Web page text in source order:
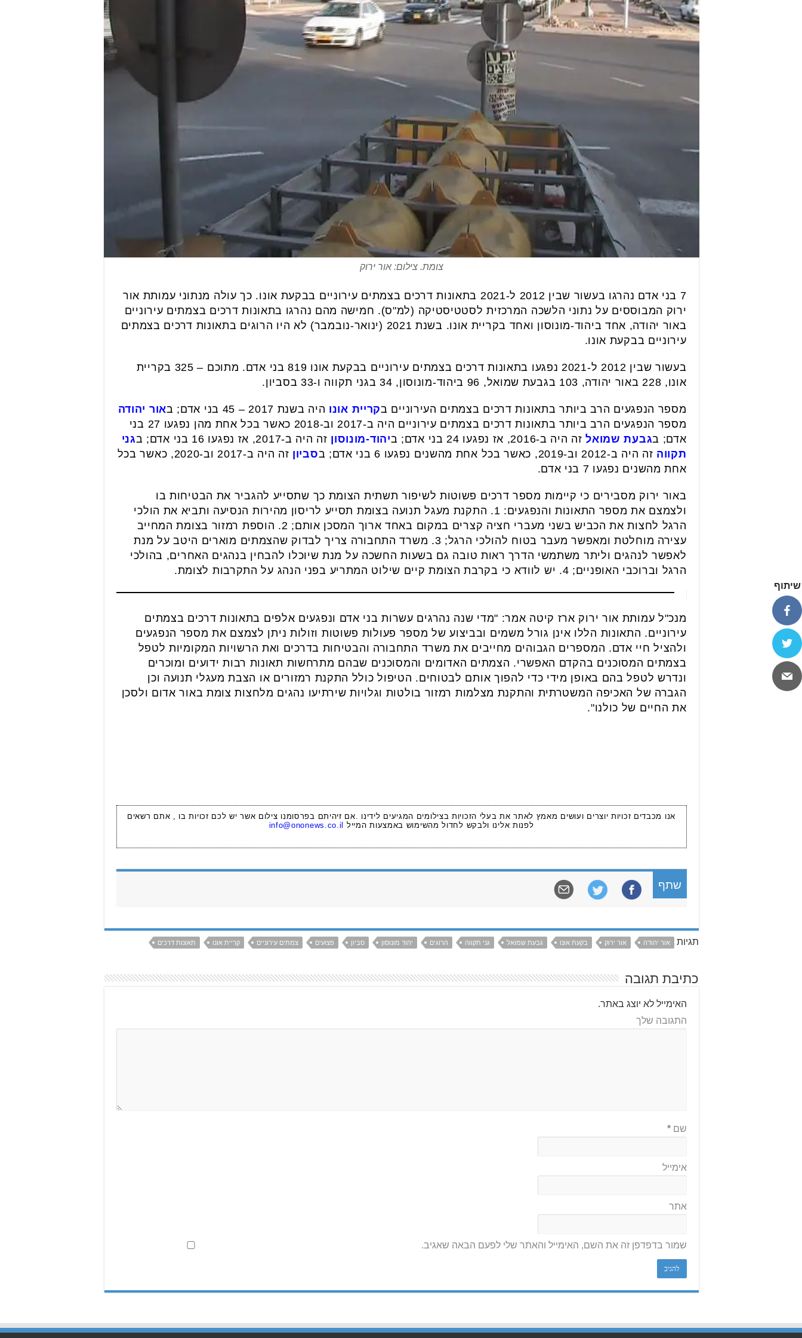
צומת. צילום: אור ירוק
7 בני אדם נהרגו בעשור שבין 2012 ל-2021 בתאונות דרכים בצמתים עירוניים בבקעת אונו. כך עולה מנתוני עמותת אור
ירוק המבוססים על נתוני הלשכה המרכזית לסטטיסטיקה (למ"ס). חמישה מהם נהרגו בתאונות דרכים בצמתים עירוניים
באור יהודה, אחד ביהוד-מונוסון ואחד בקריית אונו. בשנת 2021 (ינואר-נובמבר) לא היו הרוגים בתאונות דרכים בצמתים
עירוניים בבקעת אונו.
בעשור שבין 2012 ל-2021 נפגעו בתאונות דרכים בצמתים עירוניים בבקעת אונו 819 בני אדם. מתוכם – 325 בקריית
אונו, 228 באור יהודה, 103 בגבעת שמואל, 96 ביהוד-מונוסון, 34 בגני תקווה ו-33 בסביון.
מספר הנפגעים הרב ביותר בתאונות דרכים בצמתים העירוניים בקריית אונו היה בשנת 2017 – 45 בני אדם; ב
אור יהודה
מספר הנפגעים הרב ביותר בתאונות דרכים בצמתים עירוניים היה ב-2017 וב-2018 כאשר בכל אחת מהן נפגעו 27 בני
אדם; בגבעת שמואלזה היה ב-2016, אז נפגעו 24 בני אדם; ב יהוד-מונוסון זה היה ב-2017, אז נפגעו 16 בני אדם; ב
גני
תקווה זה היה ב-2012 וב-2019, כאשר בכל אחת מהשנים נפגעו 6 בני אדם; ב סביון
זה היה ב-2017 וב-2020, כאשר בכל
אחת מהשנים נפגעו 7 בני אדם.
באור ירוק מסבירים כי קיימות מספר דרכים פשוטות לשיפור תשתית הצומת כך שתסייע להגביר את הבטיחות בו
ולצמצם את מספר התאונות והנפגעים: 1. התקנת מעגל תנועה בצומת תסייע לריסון מהירות הנסיעה ותביא את הולכי
הרגל לחצות את הכביש בשני מעברי חציה קצרים במקום באחד ארוך המסכן אותם; 2. הוספת רמזור בצומת המחייב
עצירה מוחלטת ומאפשר מעבר בטוח להולכי הרגל; 3. משרד התחבורה צריך לבדוק שהצמתים מוארים היטב על מנת
לאפשר לנהגים וליתר משתמשי הדרך ראות טובה גם בשעות החשכה על מנת שיוכלו להבחין בנהגים האחרים, בהולכי
הרגל וברוכבי האופניים; 4. יש לוודא כי בקרבת הצומת קיים שילוט המתריע בפני הנהג על התקרבות לצומת.
מנכ"ל עמותת אור ירוק ארז קיטה אמר: "מדי שנה נהרגים עשרות בני אדם ונפגעים אלפים בתאונות דרכים בצמתים
עירוניים. התאונות הללו אינן גורל משמים ובביצוע של מספר פעולות פשוטות וזולות ניתן לצמצם את מספר הנפגעים
ולהציל חיי אדם. המספרים הגבוהים מחייבים את משרד התחבורה והבטיחות בדרכים ואת הרשויות המקומיות לטפל
בצמתים המסוכנים בהקדם האפשרי. הצמתים האדומים והמסוכנים שבהם מתרחשות תאונות רבות ידועים ומוכרים
ונדרש לטפל בהם באופן מידי כדי להפוך אותם לבטוחים. הטיפול כולל התקנת רמזורים או הצבת מעגלי תנועה וכן
הגברה של האכיפה המשטרתית והתקנת מצלמות רמזור בולטות וגלויות שירתיעו נהגים מלחצות צומת באור אדום ולסכן
את החיים של כולנו".
אנו מכבדים זכויות יוצרים ועושים מאמץ לאתר את בעלי הזכויות בצילומים המגיעים לידינו .אם זיהיתם בפרסומנו צילום אשר יש לכם זכויות בו , אתם רשאים
לפנות אלינו ולבקש לחדול מהשימוש באמצעות המייל
info@ononews.co.il
שתף
תגיות אור יהודה אור ירוק בקעת אונו גבעת שמואל גני תקווה הרוגים יהוד מונוסון סביון פצועים צמתים עירוניים קריית אונו תאונות דרכים
כתיבת תגובה
האימייל לא יוצג באתר.
התגובה שלך
שם*
אימייל
אתר
שמור בדפדפן זה את השם, האימייל והאתר שלי לפעם הבאה שאגיב.
שיתוף